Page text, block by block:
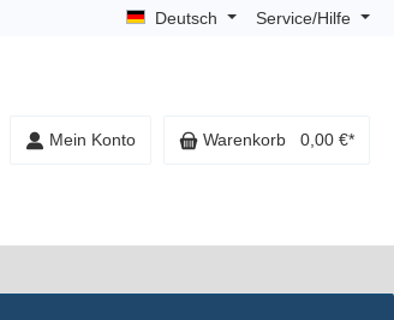
Deutsch Service/Hilfe
Mein Konto Warenkorb 0,00 €*